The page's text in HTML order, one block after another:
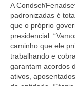
A Condsef/
padronizadas é
que o próprio
presidencial.
caminho que ele
trabalhando e
garantam acordos
ativos,